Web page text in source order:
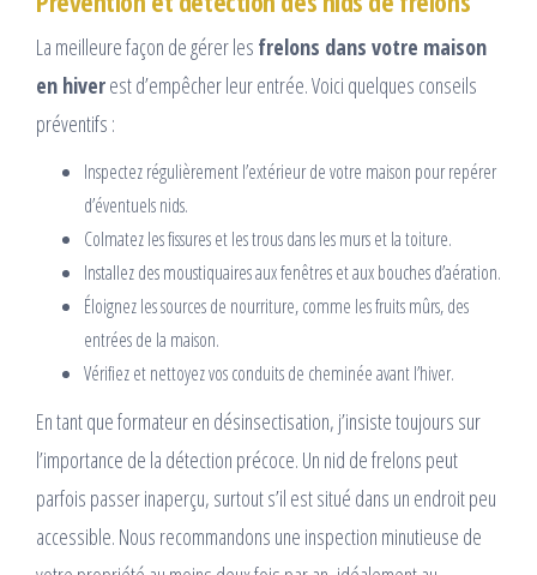
La meilleure façon de gérer les frelons dans votre maison
en hiverest d’empêcher leur entrée. Voici quelques conseils
préventifs :
Inspectez régulièrement l’extérieur de votre maison pour repérer
d’éventuels nids.
Colmatez les fissures et les trous dans les murs et la toiture.
Installez des moustiquaires aux fenêtres et aux bouches d’aération.
Éloignez les sources de nourriture, comme les fruits mûrs, des
entrées de la maison.
Vérifiez et nettoyez vos conduits de cheminée avant l’hiver.
En tant que formateur en désinsectisation, j’insiste toujours sur
l’importance de la détection précoce. Un nid de frelons peut
parfois passer inaperçu, surtout s’il est situé dans un endroit peu
accessible. Nous recommandons une inspection minutieuse de